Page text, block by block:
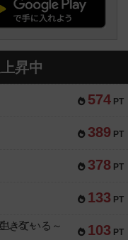
昇中
574 PT
389 PT
378 PT
133 PT
103 PT
きている～